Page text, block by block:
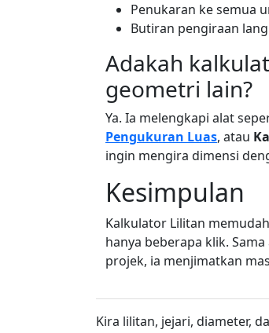
Penukaran ke semua
Butiran pengiraan
Adakah
geometri lain?
Ya. Ia melengkapi alat
Pengukuran Luas, atau
ingin mengira dimensi
Kesimpulan
Kalkulator Lilitan
hanya beberapa klik.
projek, ia menjimatkan
Kira lilitan, jejari, diameter,